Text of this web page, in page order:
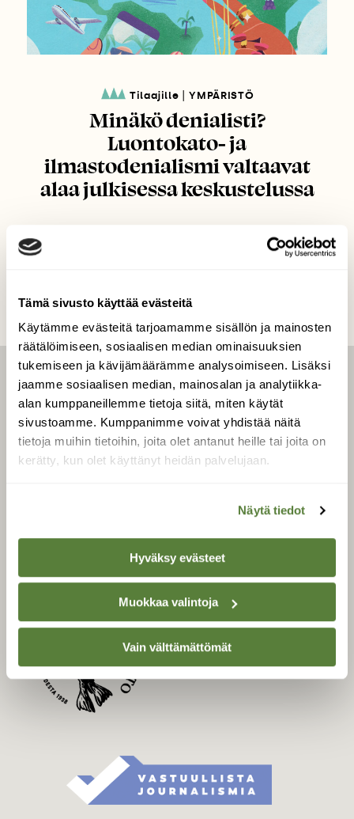
Tämä sivusto käyttää evästeitä
Käytämme evästeitä tarjoamamme sisällön ja mainosten
räätälöimiseen, sosiaalisen median ominaisuuksien
tukemiseen ja kävijämäärämme analysoimiseen. Lisäksi
jaamme sosiaalisen median, mainosalan ja analytiikka-
alan kumppaneillemme tietoja siitä, miten käytät
sivustoamme. Kumppanimme voivat yhdistää näitä
tietoja muihin tietoihin, joita olet antanut heille tai joita on
kerätty, kun olet käyttänyt heidän palvelujaan.
Näytä tiedot
Hyväksy evästeet
Muokkaa valintoja
Vain välttämättömät
Tilaajille YMPÄRISTÖ
Minäkö denialisti?
Luontokato- ja
ilmastodenialismi valtaavat
alaa julkisessa keskustelussa
LEHTI
Uusin lehti
Tilaa Suomen Luonto
Tilaa digilukuoikeus
Tilaa uutiskirje
SUOMEN LUONNON­
SUOJELU­LIITTO
Suomen Luonto -lehden
kustantaja on
luonnonsuojelu­liitto